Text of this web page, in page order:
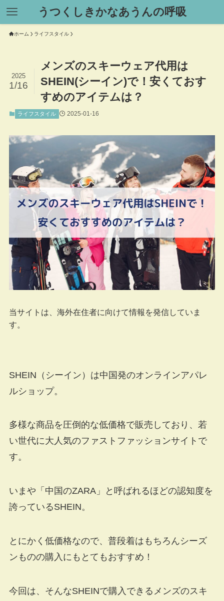
うつくしきかなあうんの呼吸
ホーム ライフスタイル
メンズのスキーウェア代用は
SHEIN(シーイン)で！安くておす
すめのアイテムは？
2025
1/16
ライフスタイル 2025-01-16
当サイトは、海外在住者に向けて情報を発信していま
す。
SHEIN（シーイン）は中国発のオンラインアパレ
ルショップ。
多様な商品を圧倒的な低価格で販売しており、若
い世代に大人気のファストファッションサイトで
す。
いまや「中国のZARA」と呼ばれるほどの認知度を
誇っているSHEIN。
とにかく低価格なので、普段着はもちろんシーズ
ンものの購入にもとてもおすすめ！
今回は、そんなSHEINで購入できるメンズのスキ